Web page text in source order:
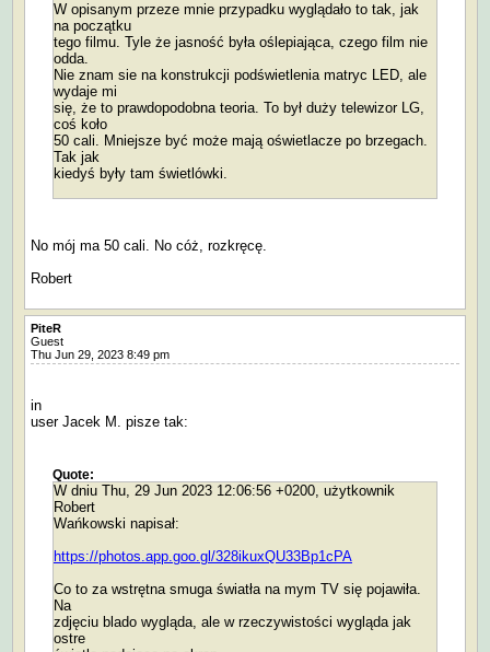
W opisanym przeze mnie przypadku wyglądało to tak, jak
na początku
tego filmu. Tyle że jasność była oślepiająca, czego film nie
odda.
Nie znam sie na konstrukcji podświetlenia matryc LED, ale
wydaje mi
się, że to prawdopodobna teoria. To był duży telewizor LG,
coś koło
50 cali. Mniejsze być może mają oświetlacze po brzegach.
Tak jak
kiedyś były tam świetlówki.
No mój ma 50 cali. No cóż, rozkręcę.
Robert
PiteR
Guest
Thu Jun 29, 2023 8:49 pm
in
user Jacek M. pisze tak:
Quote:
W dniu Thu, 29 Jun 2023 12:06:56 +0200, użytkownik
Robert
Wańkowski napisał:
https://photos.app.goo.gl/328ikuxQU33Bp1cPA
Co to za wstrętna smuga światła na mym TV się pojawiła.
Na
zdjęciu blado wygląda, ale w rzeczywistości wygląda jak
ostre